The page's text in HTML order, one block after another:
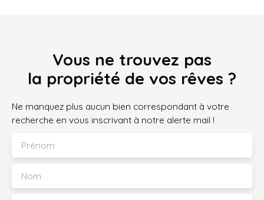
Vous ne trouvez pas
la propriété de vos rêves ?
Ne manquez plus aucun bien correspondant à votre
recherche en vous inscrivant à notre alerte mail !
Prénom
Nom